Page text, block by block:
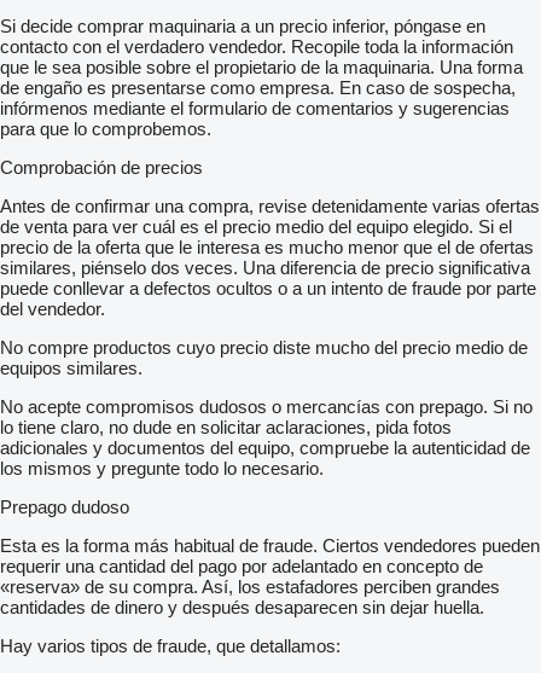
Si decide comprar maquinaria a un precio inferior, póngase en
contacto con el verdadero vendedor. Recopile toda la información
que le sea posible sobre el propietario de la maquinaria. Una forma
de engaño es presentarse como empresa. En caso de sospecha,
infórmenos mediante el formulario de comentarios y sugerencias
para que lo comprobemos.
Comprobación de precios
Antes de confirmar una compra, revise detenidamente varias ofertas
de venta para ver cuál es el precio medio del equipo elegido. Si el
precio de la oferta que le interesa es mucho menor que el de ofertas
similares, piénselo dos veces. Una diferencia de precio significativa
puede conllevar a defectos ocultos o a un intento de fraude por parte
del vendedor.
No compre productos cuyo precio diste mucho del precio medio de
equipos similares.
No acepte compromisos dudosos o mercancías con prepago. Si no
lo tiene claro, no dude en solicitar aclaraciones, pida fotos
adicionales y documentos del equipo, compruebe la autenticidad de
los mismos y pregunte todo lo necesario.
Prepago dudoso
Esta es la forma más habitual de fraude. Ciertos vendedores pueden
requerir una cantidad del pago por adelantado en concepto de
«reserva» de su compra. Así, los estafadores perciben grandes
cantidades de dinero y después desaparecen sin dejar huella.
Hay varios tipos de fraude, que detallamos: